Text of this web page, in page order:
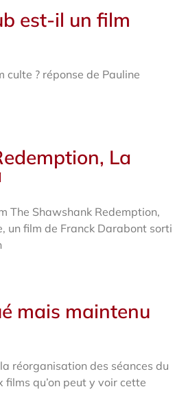
est-il un film
culte ? réponse de Pauline
La
The Shawshank Redemption,
un film de Franck Darabont sorti
mais maintenu
réorganisation des séances du
qu’on peut y voir cette